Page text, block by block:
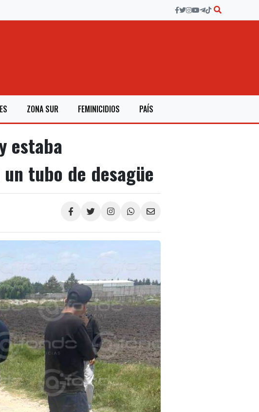
ZONA SUR FEMINICIDIOS PAÍS
estaba
tubo de desagüe
Compartir